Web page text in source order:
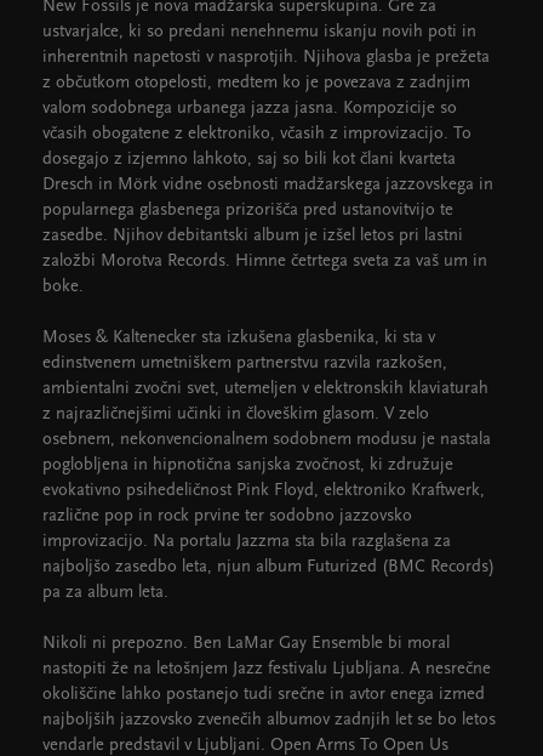
New Fossils je nova madžarska superskupina. Gre za
ustvarjalce, ki so predani nenehnemu iskanju novih poti in
inherentnih napetosti v nasprotjih. Njihova glasba je prežeta
z občutkom otopelosti, medtem ko je povezava z zadnjim
valom sodobnega urbanega jazza jasna. Kompozicije so
včasih obogatene z elektroniko, včasih z improvizacijo. To
dosegajo z izjemno lahkoto, saj so bili kot člani kvarteta
Dresch in Mörk vidne osebnosti madžarskega jazzovskega in
popularnega glasbenega prizorišča pred ustanovitvijo te
zasedbe. Njihov debitantski album je izšel letos pri lastni
založbi Morotva Records. Himne četrtega sveta za vaš um in
boke.
Moses & Kaltenecker sta izkušena glasbenika, ki sta v
edinstvenem umetniškem partnerstvu razvila razkošen,
ambientalni zvočni svet, utemeljen v elektronskih klaviaturah
z najrazličnejšimi učinki in človeškim glasom. V zelo
osebnem, nekonvencionalnem sodobnem modusu je nastala
poglobljena in hipnotična sanjska zvočnost, ki združuje
evokativno psihedeličnost Pink Floyd, elektroniko Kraftwerk,
različne pop in rock prvine ter sodobno jazzovsko
improvizacijo. Na portalu Jazzma sta bila razglašena za
najboljšo zasedbo leta, njun album Futurized (BMC Records)
pa za album leta.
Nikoli ni prepozno. Ben LaMar Gay Ensemble bi moral
nastopiti že na letošnjem Jazz festivalu Ljubljana. A nesrečne
okoliščine lahko postanejo tudi srečne in avtor enega izmed
najboljših jazzovsko zvenečih albumov zadnjih let se bo letos
vendarle predstavil v Ljubljani. Open Arms To Open Us